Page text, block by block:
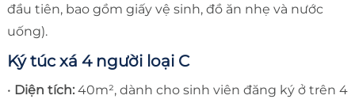
đầu tiên, bao gồm giấy vệ sinh, đồ ăn nhẹ và nước
uống).
Ký túc xá 4 người loại C
• Diện tích:40m², dành cho sinh viên đăng ký ở trên 4